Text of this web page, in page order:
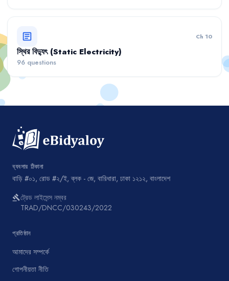
article Ch 10
স্থির বিদ্যুৎ (Static Electricity)
96 questions
ব্যবসার ঠিকানা
বাড়ি #০১, রোড #২/ই, ব্লক - জে, বারিধারা, ঢাকা ১২১২, বাংলাদেশ
gavelট্রেড লাইসেন্স নম্বর
TRAD/DNCC/030243/2022
প্রতিষ্ঠান
আমাদের সম্পর্কে
গোপনীয়তা নীতি